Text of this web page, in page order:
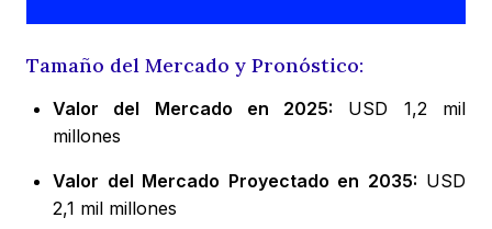
Tamaño del Mercado y Pronóstico:
Valor del Mercado en 2025: USD 1,2 mil
millones
Valor del Mercado Proyectado en 2035: USD
2,1 mil millones